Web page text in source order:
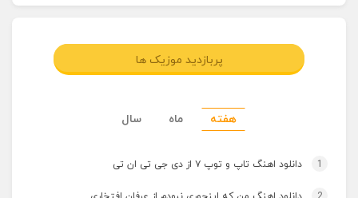
پربازدید موزیک ها
هفته ماه سال
1 دانلود اهنگ تاپ و توپ ۷ از دی جی تی ان تی